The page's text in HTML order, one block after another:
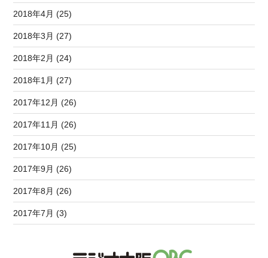
2018年4月 (25)
2018年3月 (27)
2018年2月 (24)
2018年1月 (27)
2017年12月 (26)
2017年11月 (26)
2017年10月 (25)
2017年9月 (26)
2017年8月 (26)
2017年7月 (3)